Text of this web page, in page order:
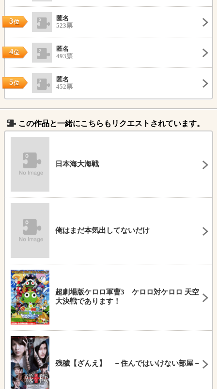
3位
匿名
523票
4位
匿名
493票
5位
匿名
452票
この作品と一緒にこちらもリクエストされています。
日本海大海戦
俺はまだ本気出してないだけ
超劇場版ケロロ軍曹3 ケロロ対ケロロ 天空
大決戦であります！
残穢【ざんえ】 －住んではいけない部屋－